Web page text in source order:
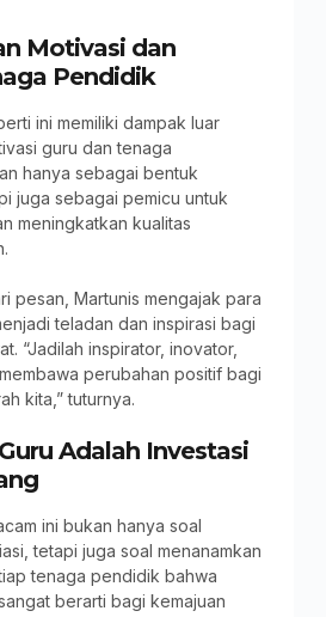
Motivasi dan
Pendidik
ini memiliki dampak luar
guru dan tenaga
hanya sebagai bentuk
juga sebagai pemicu untuk
meningkatkan kualitas
pesan, Martunis mengajak para
teladan dan inspirasi bagi
“Jadilah inspirator, inovator,
perubahan positif bagi
kita,” tuturnya.
Adalah Investasi
ini bukan hanya soal
tetapi juga soal menanamkan
tenaga pendidik bahwa
berarti bagi kemajuan